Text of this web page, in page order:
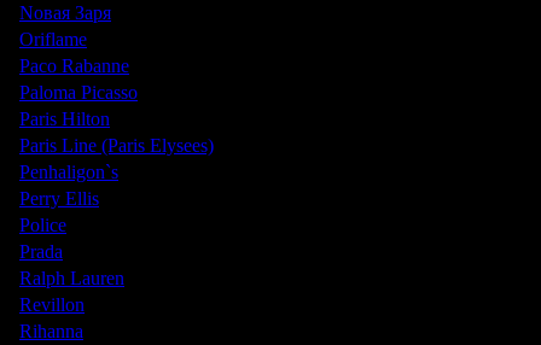
Nовая Заря
Oriflame
Paco Rabanne
Paloma Picasso
Paris Hilton
Paris Line (Paris Elysees)
Penhaligon`s
Perry Ellis
Police
Prada
Ralph Lauren
Revillon
Rihanna